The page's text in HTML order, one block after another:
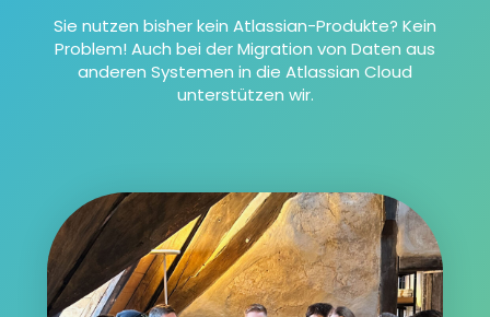
Sie nutzen bisher kein Atlassian-Produkte? Kein
Problem! Auch bei der Migration von Daten aus
anderen Systemen in die Atlassian Cloud
unterstützen wir.